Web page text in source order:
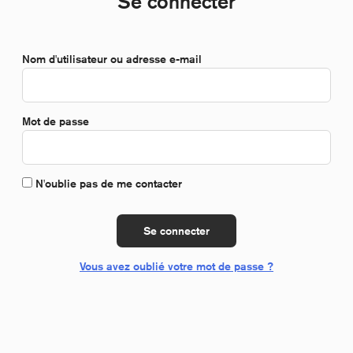
Nom d'utilisateur ou adresse e-mail
Mot de passe*Obligatoire
N'oublie pas de me contacter
Se connecter
Vous avez oublié votre mot de passe ?